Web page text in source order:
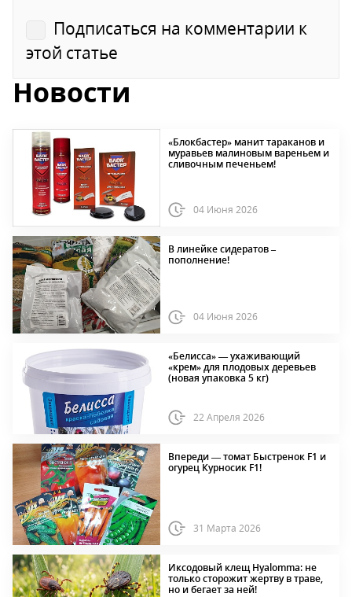
Подписаться на комментарии к
этой статье
Новости
«Блокбастер» манит тараканов и
муравьев малиновым вареньем и
сливочным печеньем!
04 Июня 2026
В линейке сидератов –
пополнение!
04 Июня 2026
«Белисса» — ухаживающий
«крем» для плодовых деревьев
(новая упаковка 5 кг)
22 Апреля 2026
Впереди — томат Быстренок F1 и
огурец Курносик F1!
31 Марта 2026
Иксодовый клещ Hyalomma: не
только сторожит жертву в траве,
но и бегает за ней!